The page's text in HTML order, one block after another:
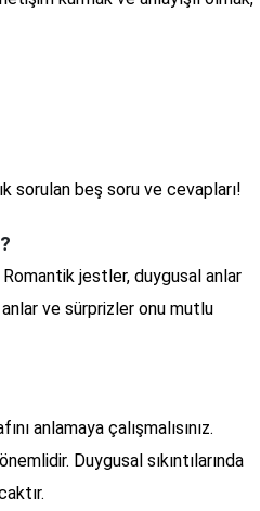
sorulan beş soru ve cevapları!
Romantik jestler, duygusal anlar
ve sürprizler onu mutlu
anlamaya çalışmalısınız.
Duygusal sıkıntılarında